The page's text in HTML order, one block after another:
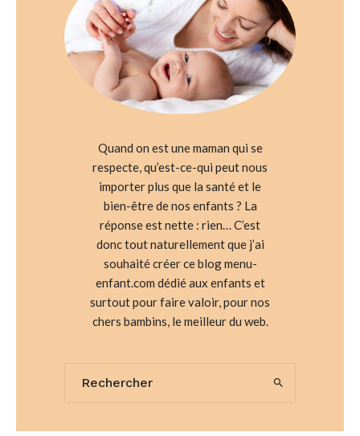
Quand on est une maman qui se
respecte, qu’est-ce-qui peut nous
importer plus que la santé et le
bien-être de nos enfants ? La
réponse est nette : rien… C’est
donc tout naturellement que j’ai
souhaité créer ce blog menu-
enfant.com dédié aux enfants et
surtout pour faire valoir, pour nos
chers bambins, le meilleur du web.